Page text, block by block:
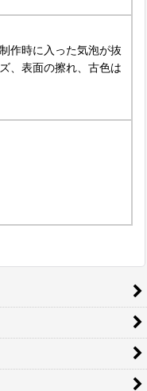
作時に入った気泡が抜
、表面の擦れ、古色は